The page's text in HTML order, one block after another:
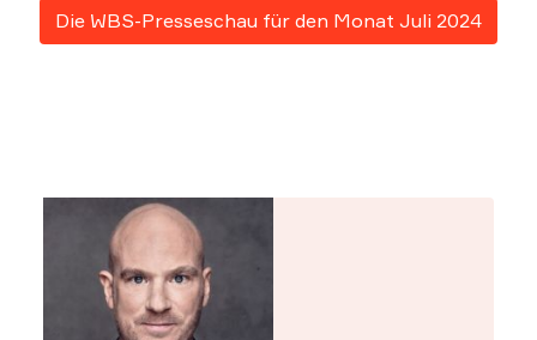
Die WBS-Presseschau für den Monat Juli 2024